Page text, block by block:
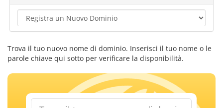
Trova il tuo nuovo nome di dominio. Inserisci il tuo nome o le
parole chiave qui sotto per verificare la disponibilità.